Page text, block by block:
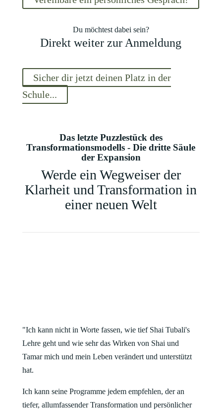
Du möchtest dabei sein?
Direkt weiter zur Anmeldung
Sicher dir jetzt deinen Platz in der
Schule...
Das letzte Puzzlestück des
Transformationsmodells - Die dritte Säule
der Expansion
Werde ein Wegweiser der
Klarheit und Transformation in
einer neuen Welt
"Ich kann nicht in Worte fassen, wie tief Shai Tubali's
Lehre geht und wie sehr das Wirken von Shai und
Tamar mich und mein Leben verändert und unterstützt
hat.
Ich kann seine Programme jedem empfehlen, der an
tiefer, allumfassender Transformation und persönlicher